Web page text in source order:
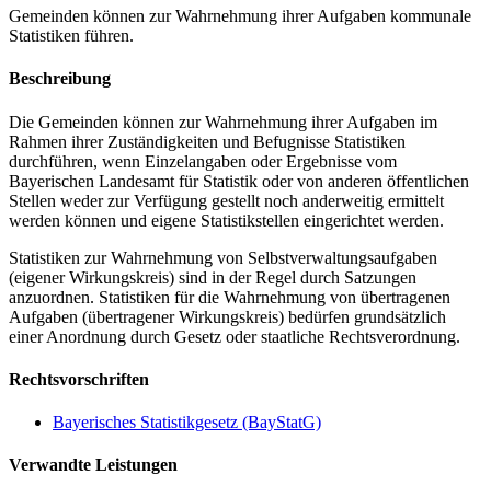
Gemeinden können zur Wahrnehmung ihrer Aufgaben kommunale
Statistiken führen.
Beschreibung
Die Gemeinden können zur Wahrnehmung ihrer Aufgaben im
Rahmen ihrer Zuständigkeiten und Befugnisse Statistiken
durchführen, wenn Einzelangaben oder Ergebnisse vom
Bayerischen Landesamt für Statistik oder von anderen öffentlichen
Stellen weder zur Verfügung gestellt noch anderweitig ermittelt
werden können und eigene Statistikstellen eingerichtet werden.
Statistiken zur Wahrnehmung von Selbstverwaltungsaufgaben
(eigener Wirkungskreis) sind in der Regel durch Satzungen
anzuordnen. Statistiken für die Wahrnehmung von übertragenen
Aufgaben (übertragener Wirkungskreis) bedürfen grundsätzlich
einer Anordnung durch Gesetz oder staatliche Rechtsverordnung.
Rechtsvorschriften
Bayerisches Statistikgesetz (BayStatG)
Verwandte Leistungen